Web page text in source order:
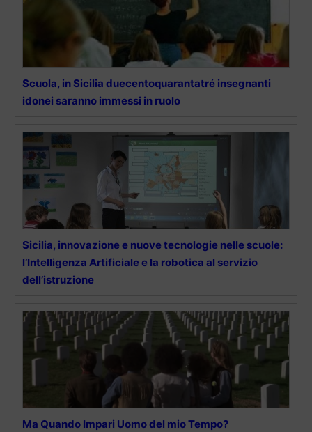
Scuola, in Sicilia duecentoquarantatré insegnanti
idonei saranno immessi in ruolo
Sicilia, innovazione e nuove tecnologie nelle scuole:
l’Intelligenza Artificiale e la robotica al servizio
dell’istruzione
Ma Quando Impari Uomo del mio Tempo?